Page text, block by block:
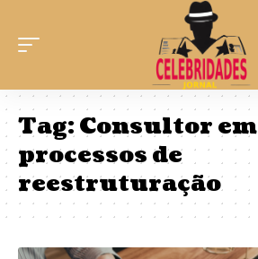
Tag:Consultor em
processos de
reestruturação